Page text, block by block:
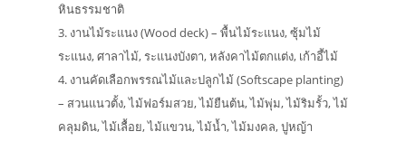
หินธรรมชาติ
3. งานไม้ระแนง (Wood deck) – พื้นไม้ระแนง, ซุ้มไม้
ระแนง, ศาลาไม้, ระแนงบังตา, หลังคาไม้ตกแต่ง, เก้าอี้ไม้
4. งานคัดเลือกพรรณไม้และปลูกไม้ (Softscape planting)
– สวนแนวตั้ง, ไม้ฟอร์มสวย, ไม้ยืนต้น, ไม้พุ่ม, ไม้ริมรั้ว, ไม้
คลุมดิน, ไม้เลื้อย, ไม้แขวน, ไม้น้ำ, ไม้มงคล, ปูหญ้า